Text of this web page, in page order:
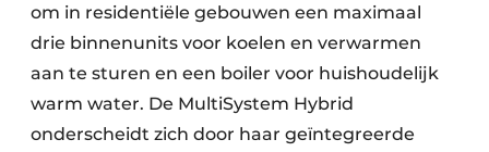
om in residentiële gebouwen een maximaal
drie binnenunits voor koelen en verwarmen
aan te sturen en een boiler voor huishoudelijk
warm water. De MultiSystem Hybrid
onderscheidt zich door haar geïntegreerde